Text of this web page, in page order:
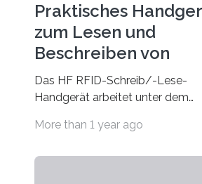
Praktisches
zum Lesen und
Beschreiben von
Hochfrequenz-RFID-
Datenträgern
Das HF RFID-Schreib/-Lese-
Handgerät arbeitet unter dem
und enthält neben der Office
More than 1 year ago